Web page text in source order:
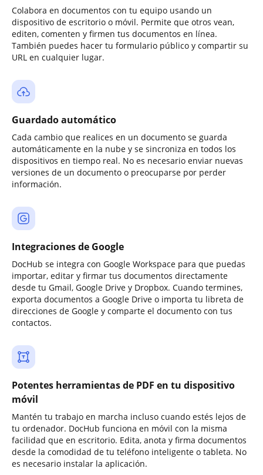
Colabora en documentos con tu equipo usando un
dispositivo de escritorio o móvil. Permite que otros vean,
editen, comenten y firmen tus documentos en línea.
También puedes hacer tu formulario público y compartir su
URL en cualquier lugar.
Guardado automático
Cada cambio que realices en un documento se guarda
automáticamente en la nube y se sincroniza en todos los
dispositivos en tiempo real. No es necesario enviar nuevas
versiones de un documento o preocuparse por perder
información.
Integraciones de Google
DocHub se integra con Google Workspace para que puedas
importar, editar y firmar tus documentos directamente
desde tu Gmail, Google Drive y Dropbox. Cuando termines,
exporta documentos a Google Drive o importa tu libreta de
direcciones de Google y comparte el documento con tus
contactos.
Potentes herramientas de PDF en tu dispositivo
móvil
Mantén tu trabajo en marcha incluso cuando estés lejos de
tu ordenador. DocHub funciona en móvil con la misma
facilidad que en escritorio. Edita, anota y firma documentos
desde la comodidad de tu teléfono inteligente o tableta. No
es necesario instalar la aplicación.